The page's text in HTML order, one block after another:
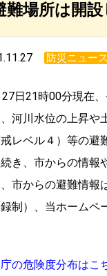
難場所は開
防災ニュース
日21時00分現在
河川水位の上昇や
戒レベル４）等の
き、市からの情報
市からの避難情報
録制）、当ホームペ
の危険度分布はこ